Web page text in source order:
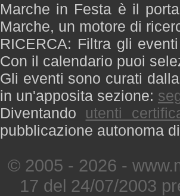
Marche in Festa è il
Marche, un motore di
RICERCA: Filtra gli
Con il calendario puoi
Gli eventi sono curati
in un'apposita sezione:
Diventando utenti
pubblicazione autonoma
© 2005 - 2026 -
17 del 24/07/2003